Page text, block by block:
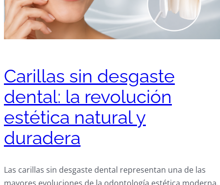
Carillas sin desgaste
dental: la revolución
estética natural y
duradera
Las carillas sin desgaste dental representan una de las